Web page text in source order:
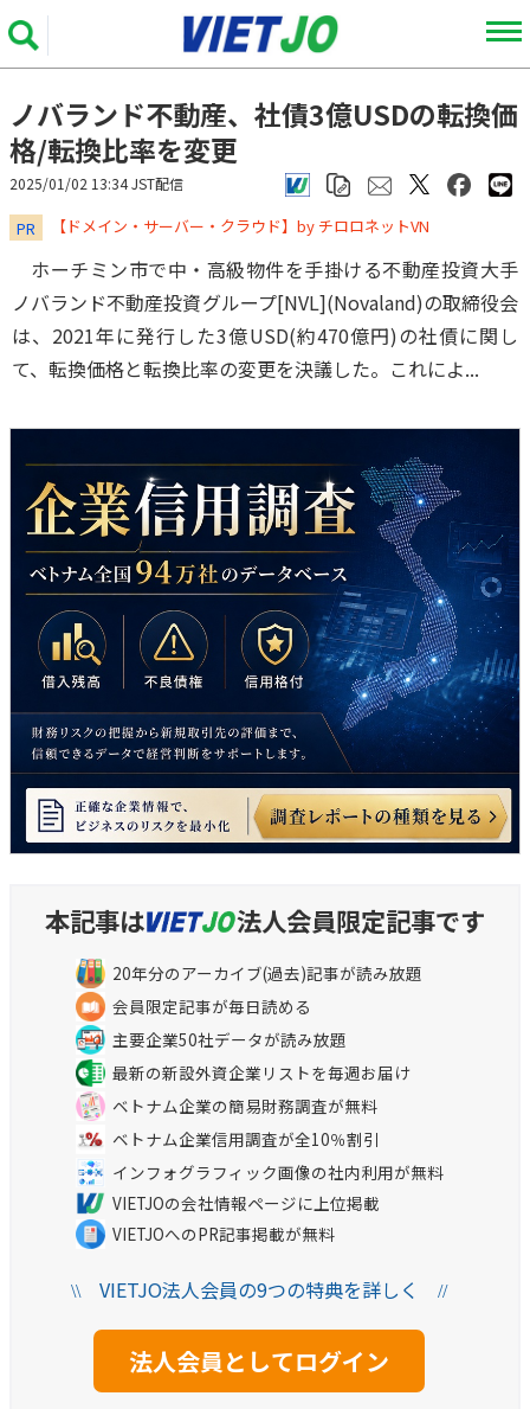
ノバランド不動産、社債3億USDの転換価
格/転換比率を変更
2025/01/02 13:34 JST配信
PR ​​​​​​​【ドメイン・サーバー・クラウド】by チロロネットVN
ホーチミン市で中・高級物件を手掛ける不動産投資大手
ノバランド不動産投資グループ[NVL](Novaland)の取締役会
は、2021年に発行した3億USD(約470億円)の社債に関し
て、転換価格と転換比率の変更を決議した。これによ...
本記事は 法人会員限定記事です
20年分のアーカイブ(過去)記事が読み放題
会員限定記事が毎日読める
主要企業50社データが読み放題
最新の新設外資企業リストを毎週お届け
ベトナム企業の簡易財務調査が無料
ベトナム企業信用調査が全10％割引
インフォグラフィック画像の社内利用が無料
VIETJOの会社情報ページに上位掲載
VIETJOへのPR記事掲載が無料
\\VIETJO法人会員の9つの特典を詳しく //